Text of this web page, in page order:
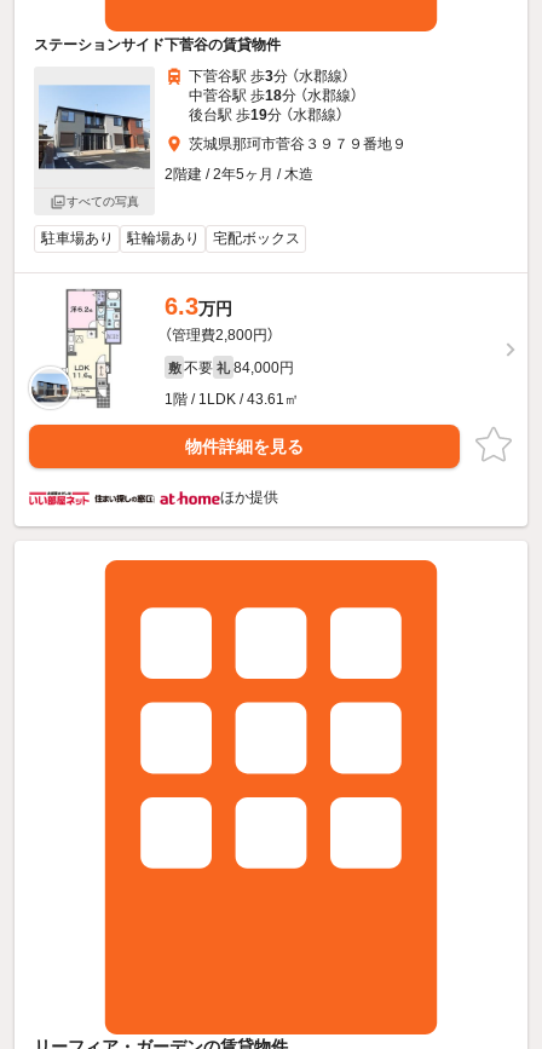
ステーションサイド下菅谷の賃貸物件
すべての写真
下菅谷駅 歩3分 （水郡線）
中菅谷駅 歩18分 （水郡線）
後台駅 歩19分 （水郡線）
茨城県那珂市菅谷３９７９番地９
2階建 / 2年5ヶ月 / 木造
駐車場あり 駐輪場あり 宅配ボックス
6.3万円
（管理費2,800円）
敷 不要 礼 84,000円
1階 / 1LDK / 43.61㎡
物件詳細を見る
ほか提供